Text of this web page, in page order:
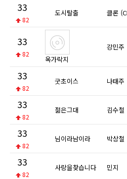
33
82
도시탈출 클론
33
82
옥가락지
강민주
33
82
굿초이스 나태주
33
82
젊은그대 김수철
33
82
님이라남이라 박상철
33
82
사랑을찾습니다 민지